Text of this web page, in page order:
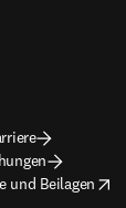
und Beilagen